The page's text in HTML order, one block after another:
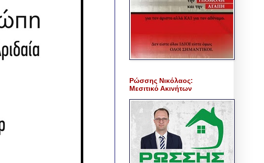
Ρώσσης Νικόλαος:
Μεσιτικό Ακινήτων